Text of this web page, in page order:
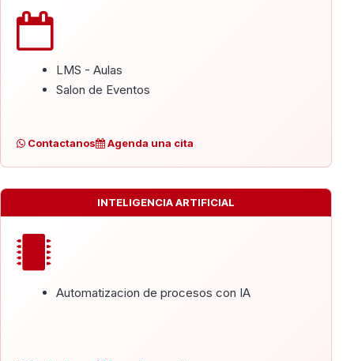
LMS - Aulas
Salon de Eventos
Contactanos Agenda una cita
INTELIGENCIA ARTIFICIAL
Automatizacion de procesos con IA